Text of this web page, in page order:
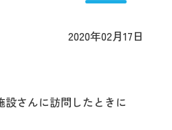
2020年02月17日
さんに訪問したときに